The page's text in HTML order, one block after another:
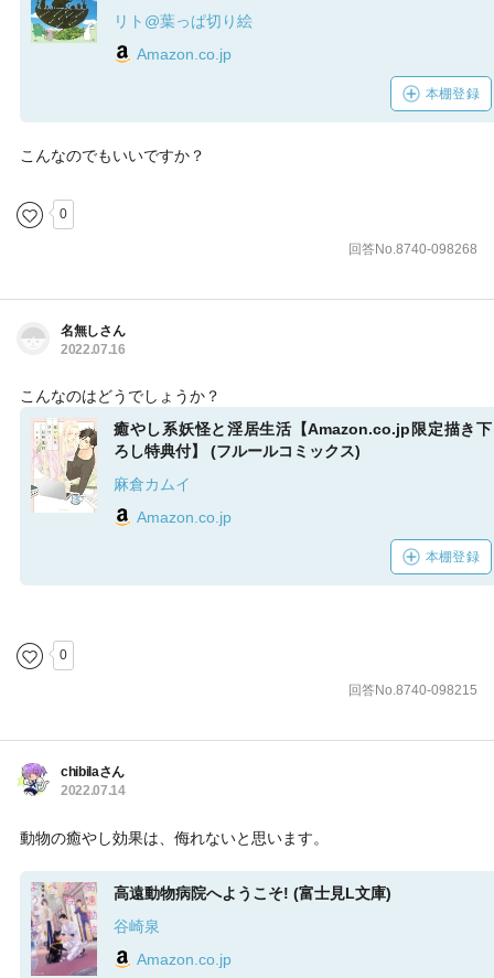
リト@葉っぱ切り絵
Amazon.co.jp
本棚登録
こんなのでもいいですか？
0
回答No.8740-098268
名無しさん
2022.07.16
こんなのはどうでしょうか？
癒やし系妖怪と淫居生活【Amazon.co.jp限定描き下
ろし特典付】 (フルールコミックス)
麻倉カムイ
Amazon.co.jp
本棚登録
0
回答No.8740-098215
chibilaさん
2022.07.14
動物の癒やし効果は、侮れないと思います。
高遠動物病院へようこそ! (富士見L文庫)
谷崎泉
Amazon.co.jp